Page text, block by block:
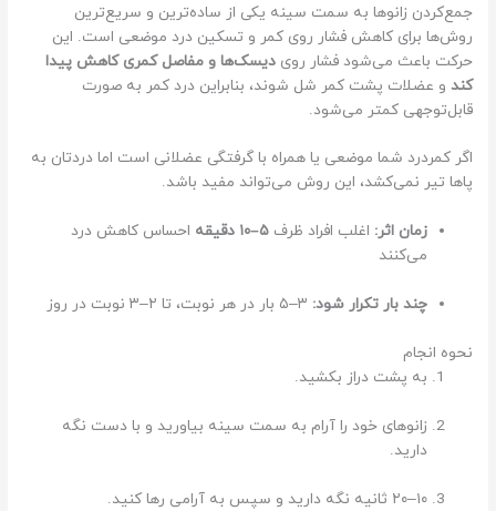
جمع‌کردن زانوها به سمت سینه یکی از ساده‌ترین و سریع‌ترین
روش‌ها برای کاهش فشار روی کمر و تسکین درد موضعی است. این
حرکت باعث می‌شود فشار رویدیسک‌ها و مفاصل کمری کاهش پیدا
کند و عضلات پشت کمر شل شوند، بنابراین درد کمر به صورت
قابل‌توجهی کمتر می‌شود.
اگر کمردرد شما موضعی یا همراه با گرفتگی عضلانی است اما دردتان به
پاها تیر نمی‌کشد، این روش می‌تواند مفید باشد.
زمان اثر: اغلب افراد ظرف۵–۱۰ دقیقه
احساس کاهش درد
می‌کنند
چند بار تکرار شود:
نحوه انجام
به پشت دراز بکشید.
زانوهای خود را آرام به سمت سینه بیاورید و با دست نگه
دارید.
۱۰–۲۰ ثانیه نگه دارید و سپس به آرامی رها کنید.